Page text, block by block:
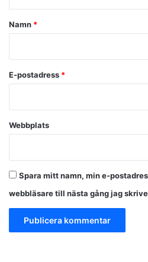
a
Namn *
E-postadress *
Webbplats
Spara mitt namn, min e-
webbläsare till nästa gång jag